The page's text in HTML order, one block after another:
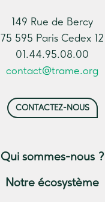
149 Rue de Bercy
75 595 Paris Cedex 12
01.44.95.08.00
contact@trame.org
CONTACTEZ-NOUS
Qui sommes-nous ?
Notre écosystème